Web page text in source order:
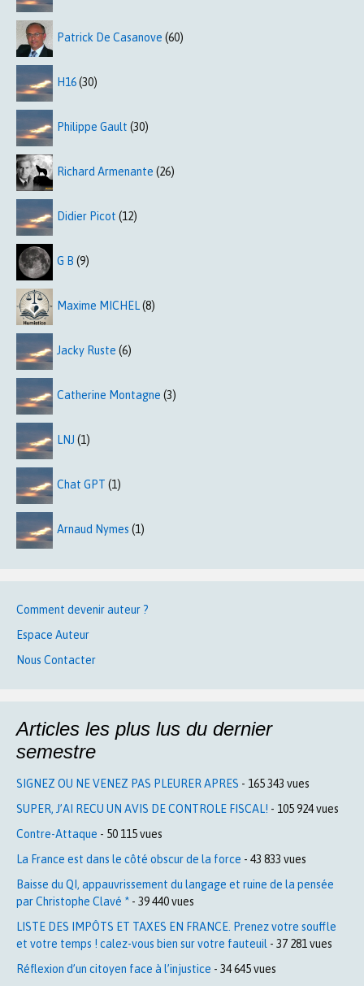
Patrick De Casanove (60)
H16(30)
Philippe Gault (30)
Richard Armenante (26)
Didier Picot (12)
G B (9)
Maxime MICHEL(8)
Jacky Ruste (6)
Catherine Montagne (3)
LNJ (1)
Chat GPT (1)
Arnaud Nymes (1)
Comment devenir auteur ?
Espace Auteur
Nous Contacter
Articles les plus lus du dernier
semestre
SIGNEZ OU NE VENEZ PAS PLEURER APRES - 165 343 vues
SUPER, J’AI RECU UN AVIS DE CONTROLE FISCAL! - 105 924 vues
Contre-Attaque - 50 115 vues
La France est dans le côté obscur de la force - 43 833 vues
Baisse du QI, appauvrissement du langage et ruine de la pensée
par Christophe Clavé * - 39 440 vues
LISTE DES IMPÔTS ET TAXES EN FRANCE. Prenez votre souffle
et votre temps ! calez-vous bien sur votre fauteuil - 37 281 vues
Réflexion d’un citoyen face à l’injustice - 34 645 vues